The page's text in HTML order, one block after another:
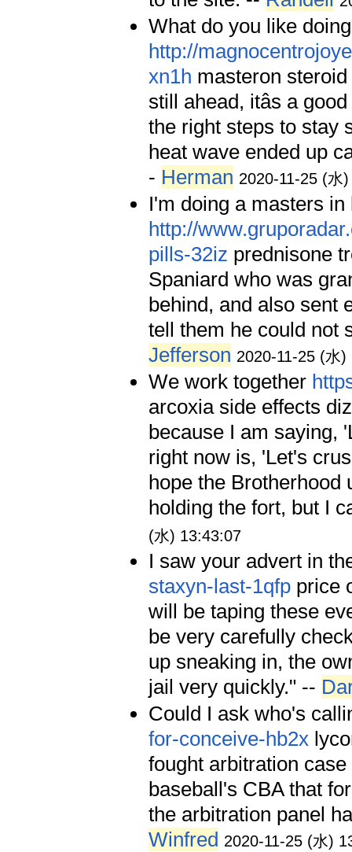
What do you like
http://
xn1h masteron
still ahead, itâs a
the right steps to stay
heat wave ended up
- Herman 2020-11-25 (水
I'm doing a masters in
http://
pills-32iz prednisone
Spaniard who was
behind, and also sent
tell them he could not
Jefferson 2020-11-25 (水)
We work together
arcoxia side effects
because I am saying,
right now is, 'Let's
hope the Brotherhood
holding the fort, but I
(水) 13:43:07
I saw your advert in
staxyn-last-1qfp price
will be taping these
be very carefully
up sneaking in, the
jail very quickly." --
Could I ask who's
for-conceive-hb2x
fought arbitration
baseball's CBA that
the arbitration panel
Winfred 2020-11-25 (水)